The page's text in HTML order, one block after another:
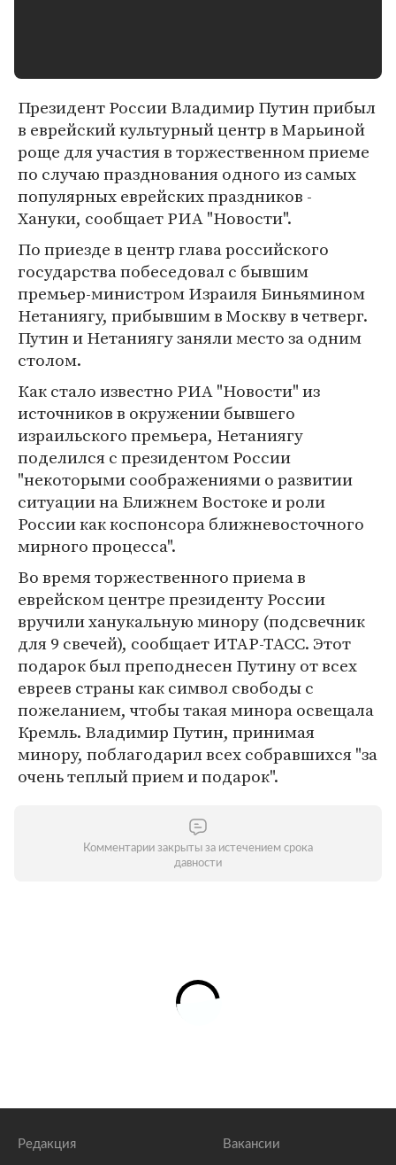
Президент России Владимир Путин прибыл
в еврейский культурный центр в Марьиной
роще для участия в торжественном приеме
по случаю празднования одного из самых
популярных еврейских праздников -
Хануки, сообщает РИА "Новости".
По приезде в центр глава российского
государства побеседовал с бывшим
премьер-министром Израиля Биньямином
Нетаниягу, прибывшим в Москву в четверг.
Путин и Нетаниягу заняли место за одним
столом.
Как стало известно РИА "Новости" из
источников в окружении бывшего
израильского премьера, Нетаниягу
поделился с президентом России
"некоторыми соображениями о развитии
ситуации на Ближнем Востоке и роли
России как коспонсора ближневосточного
мирного процесса".
Во время торжественного приема в
еврейском центре президенту России
вручили ханукальную минору (подсвечник
для 9 свечей), сообщает ИТАР-ТАСС. Этот
подарок был преподнесен Путину от всех
евреев страны как символ свободы с
пожеланием, чтобы такая минора освещала
Кремль. Владимир Путин, принимая
минору, поблагодарил всех собравшихся "за
очень теплый прием и подарок".
Комментарии закрыты за истечением срока
давности
Редакция Вакансии